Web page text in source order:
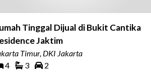
Tinggal Dijual di Bukit Cantika
Jaktim
Timur, DKI Jakarta
4
3 2